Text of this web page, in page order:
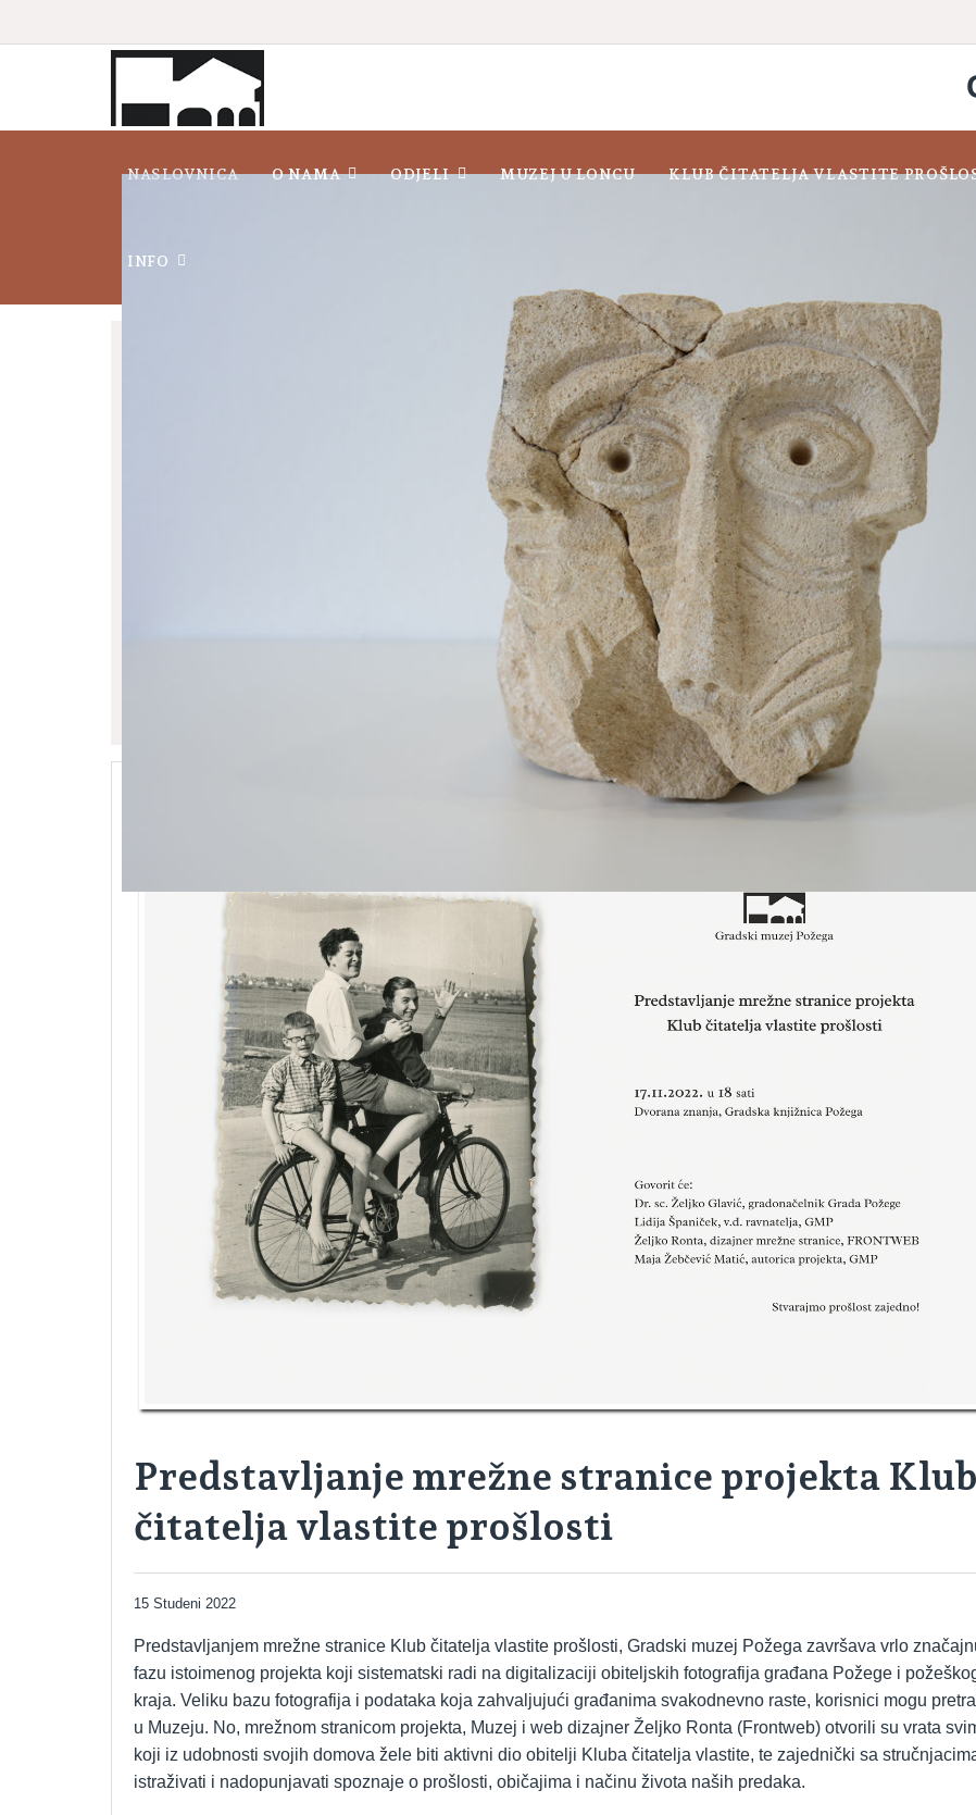
NASLOVNICA O NAMA ODJELI MUZEJ U LONCU KLUB ČITATELJA VLASTITE
INFO
Predstavljanje mrežne stranice projekta Klub
čitatelja vlastite prošlosti
15 Studeni 2022
Predstavljanjem mrežne stranice Klub čitatelja vlastite prošlosti, Gradski muzej Požega završava vrlo
fazu istoimenog projekta koji sistematski radi na digitalizaciji obiteljskih fotografija građana Požege i
kraja. Veliku bazu fotografija i podataka koja zahvaljujući građanima svakodnevno raste, korisnici mogu
u Muzeju. No, mrežnom stranicom projekta, Muzej i web dizajner Željko Ronta (Frontweb) otvorili su vrata
koji iz udobnosti svojih domova žele biti aktivni dio obitelji Kluba čitatelja vlastite, te zajednički sa
istraživati i nadopunjavati spoznaje o prošlosti, običajima i načinu života naših predaka.